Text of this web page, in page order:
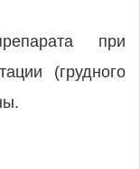
при
(грудного